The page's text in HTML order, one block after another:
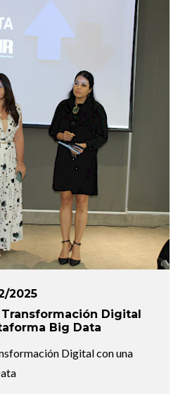
2025
Transformación Digital
Big Data
Digital con una